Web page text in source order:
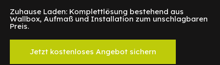
Zuhause Laden: Komplettlösung bestehend aus
Wallbox, Aufmaß und Installation zum unschlagbaren
Preis.
Jetzt kostenloses Angebot sichern